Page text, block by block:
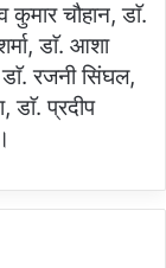
चौहान, डाॅ.
डाॅ. आशा
डाॅ. रजनी सिंघल,
डाॅ. प्रदीप